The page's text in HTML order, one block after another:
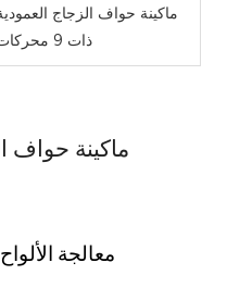
ماكينة حواف الزجاج
ذات 9 محركات
معالجة